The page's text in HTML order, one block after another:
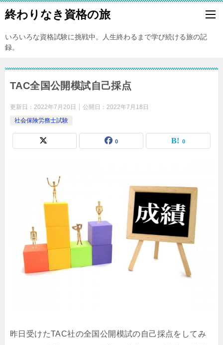
終わりなき資格の旅
いろいろな資格試験に挑戦中。人生終わるまで学び続ける旅の記
録。
TAC全国公開模試自己採点
更新日： 2022年7月20日 公開日： 2022年7月18日
社会保険労務士試験
0 0
昨日受けたTAC社の全国公開模試の自己採点をしてみ